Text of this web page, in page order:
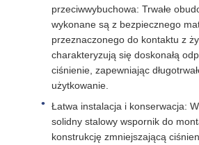
Zawór sterujący filtrem
Zawór elektromagnetyczny
ciśnieniomierz
przeciwwybuchowa: Trwałe
wykonane są z bezpiecznego
przeznaczonego do kontaktu z
charakteryzują się doskonałą
ciśnienie, zapewniając
użytkowanie.
Łatwa instalacja i konserwacja:
solidny stalowy wspornik do
konstrukcję zmniejszającą